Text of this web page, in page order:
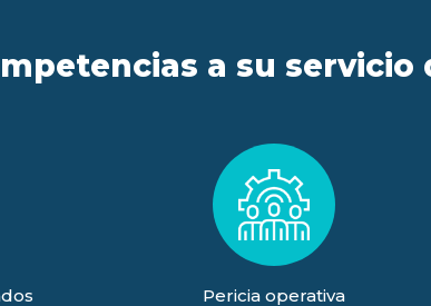
a su servicio
Pericia operativa